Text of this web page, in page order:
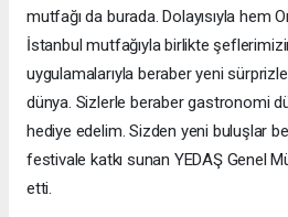
mutfağı da burada. Dolayısıyla hem
İstanbul mutfağıyla birlikte
uygulamalarıyla beraber yeni
dünya. Sizlerle beraber gastronomi
hediye edelim. Sizden yeni buluşlar
festivale katkı sunan YEDAŞ Genel
etti.